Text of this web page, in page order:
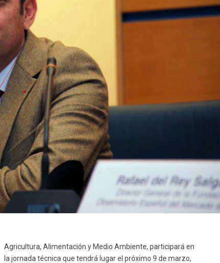
Agricultura, Alimentación y Medio Ambiente, participará en
la jornada técnica que tendrá lugar el próximo 9 de marzo,